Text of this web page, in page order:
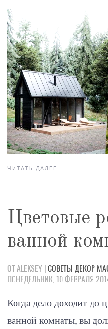
ЧИТАТЬ ДАЛЕЕ
Цветовые
ванной
ОТ ALEKSEY | СОВЕТЫ ДЕКОР
ПОНЕДЕЛЬНИК, 10 ФЕВРАЛЯ
Когда дело доходит до
ванной комнаты, вы